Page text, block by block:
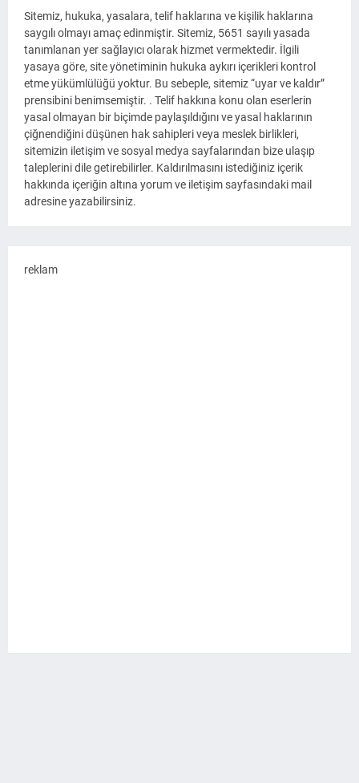
Sitemiz, hukuka, yasalara, telif haklarına ve kişilik haklarına
saygılı olmayı amaç edinmiştir. Sitemiz, 5651 sayılı yasada
tanımlanan yer sağlayıcı olarak hizmet vermektedir. İlgili
yasaya göre, site yönetiminin hukuka aykırı içerikleri kontrol
etme yükümlülüğü yoktur. Bu sebeple, sitemiz “uyar ve kaldır”
prensibini benimsemiştir. . Telif hakkına konu olan eserlerin
yasal olmayan bir biçimde paylaşıldığını ve yasal haklarının
çiğnendiğini düşünen hak sahipleri veya meslek birlikleri,
sitemizin iletişim ve sosyal medya sayfalarından bize ulaşıp
taleplerini dile getirebilirler. Kaldırılmasını istediğiniz içerik
hakkında içeriğin altına yorum ve iletişim sayfasındaki mail
adresine yazabilirsiniz.
reklam